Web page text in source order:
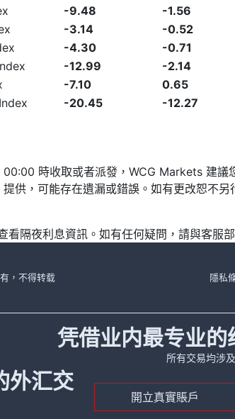
-9.48
-1.56
-3.14
-0.52
-4.30
-0.71
-12.99
-2.14
-7.10
0.65
-20.45 -12.27
時收取或者派發，WCG Markets 建
供，可能存在遺漏或錯誤。如有更改恕不另
隔夜利息資訊。如有任何疑問，請與客服部
，不得转载 隱私
凭借业内最专业
所有交易均涉
外汇交
開立真實賬戶